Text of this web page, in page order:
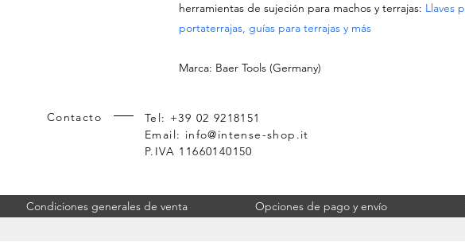
herramientas de sujeción para machos y terrajas: Llaves
portaterrajas, guías para terrajas y más
Marca: Baer Tools (Germany)
Contacto
Tel: +39 02 9218151
Email: info@intense-shop.it
P.IVA 11660140150
Condiciones generales de venta Opciones de pago y envío